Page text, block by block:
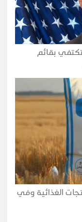
بقائم
الغذائية وفي